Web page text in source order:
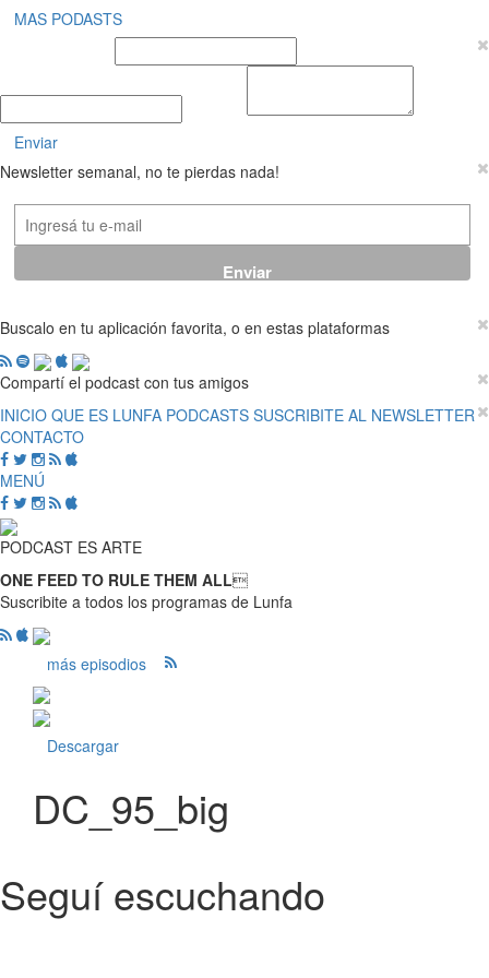
MAS PODASTS
Enviar
Newsletter semanal, no te pierdas nada!
Buscalo en tu aplicación favorita, o en estas plataformas
Compartí el podcast con tus amigos
INICIO QUE ES LUNFA PODCASTS SUSCRIBITE AL NEWSLETTER
CONTACTO
MENÚ
PODCAST ES ARTE
ONE FEED TO RULE THEM ALL
Suscribite a todos los programas de Lunfa
más episodios
Descargar
DC_95_big
Seguí escuchando